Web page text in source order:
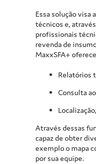
Essa solução
técnicos e,
profissionais
revenda de
MaxxSFA+
Relatórios
Consulta
Através dessas
capaz de obter
exemplo o mapa
por sua equipe.